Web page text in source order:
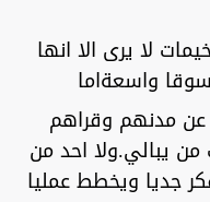
لا يرى الا انها
واسعةاما
مدنهم وقراهم
يبالي.ولا احد من
جديا ويخطط عمليا